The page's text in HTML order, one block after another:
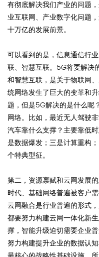
有彻底解决我们产业的问题
业互联网、产业数字化问题
十万亿的发展前景。
可以看到的是，信息通信行
联、智慧互联。5G将要解决
和智慧互联，是关于物联网
统网络发生了巨大的变革和
题，但是5G解决的是什么呢
网络。比如，最近无人驾驶
汽车靠什么支撑？主要靠低
是数据爆发；三是计算重构
个特典型征。
第二，资源禀赋和云网发展
时代、基础网络普遍被客户
云网融合是行业普遍的形式
都要努力构建云网一体化新
撑，智能升级迫切需要企业
努力构建提升企业的数据认
最核心的战略性基础设施，